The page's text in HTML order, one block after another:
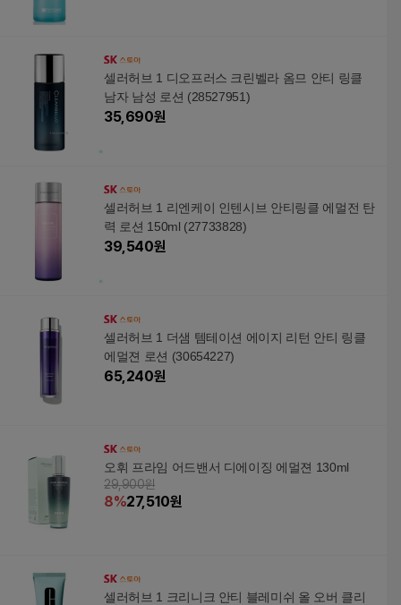
셀러허브 1 디오프러스 크린벨라 옴므 안티 링클
남자 남성 로션 (28527951)
35,690원
셀러허브 1 리엔케이 인텐시브 안티링클 에멀전 탄
력 로션 150ml (27733828)
39,540원
셀러허브 1 더샘 템테이션 에이지 리턴 안티 링클
에멀젼 로션 (30654227)
65,240원
오휘 프라임 어드밴서 디에이징 에멀젼 130ml
29,900원
8%27,510원
셀러허브 1 크리니크 안티 블레미쉬 올 오버 클리